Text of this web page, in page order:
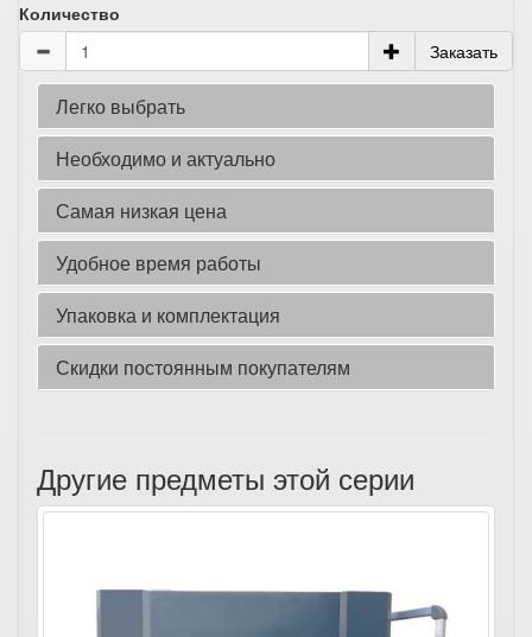
Количество
Заказать
Легко выбрать
Необходимо и актуально
Самая низкая цена
Удобное время работы
Упаковка и комплектация
Скидки постоянным покупателям
Другие предметы этой серии